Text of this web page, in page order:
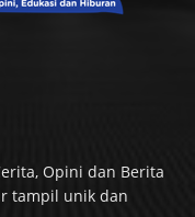
Opini dan Berita
tampil unik dan